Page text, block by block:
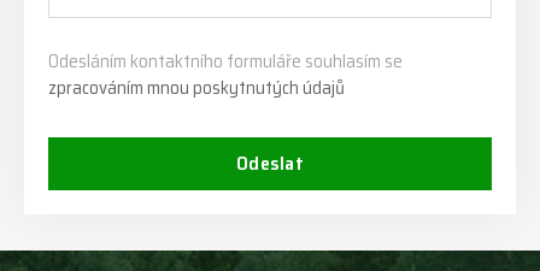
Odesláním kontaktního formuláře souhlasím se
zpracováním mnou poskytnutých údajů
Odeslat